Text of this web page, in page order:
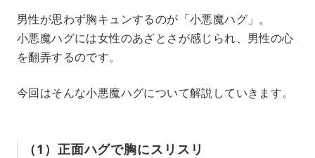
男性が思わず胸キュンするのが「小悪魔ハグ」。
小悪魔ハグには女性のあざとさが感じられ、男性の心
を翻弄するのです。
今回はそんな小悪魔ハグについて解説していきます。
（1）正面ハグで胸にスリスリ